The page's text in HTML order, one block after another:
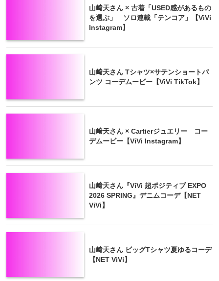
山﨑天さん × 古着「USED感があるもの
を選ぶ」 ソロ連載「テンコア」【ViVi
Instagram】
山﨑天さん Tシャツ×サテンショートパ
ンツ コーデムービー【ViVi TikTok】
山﨑天さん × Cartierジュエリー コー
デムービー【ViVi Instagram】
山﨑天さん『ViVi 超ポジティブ EXPO
2026 SPRING』デニムコーデ【NET
ViVi】
山﨑天さん ビッグTシャツ夏ゆるコーデ
【NET ViVi】